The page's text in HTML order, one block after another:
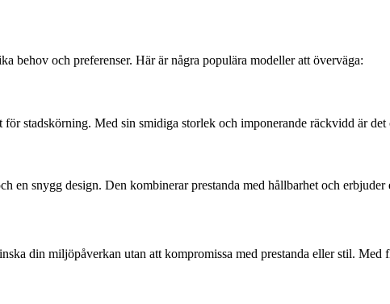
behov och preferenser. Här är några populära modeller att överväga:
stadskörning. Med sin smidiga storlek och imponerande räckvidd är
en snygg design. Den kombinerar prestanda med hållbarhet och erbjuder
din miljöpåverkan utan att kompromissa med prestanda eller stil.